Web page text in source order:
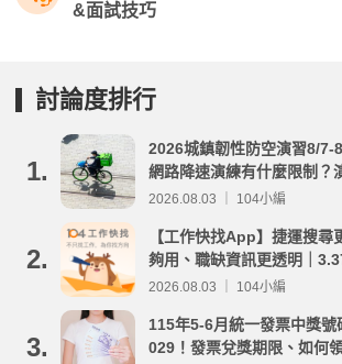
&面試技巧
討論度排行
1.
2026城鎮韌性防空演習8/7-
網路降速演練有什麼限制？
事項整理
2026.08.03 ｜ 104小編
2.
【工作快找App】捷運搜尋
夠用、職缺資訊更透明｜
2026.08.03 ｜ 104小編
3.
115年5-6月統一發票中獎
029！發票兌獎期限、如何